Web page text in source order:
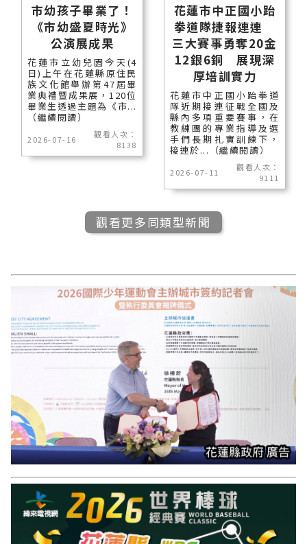
市幼孩子畢業了！
《市幼盛夏時光》
公演展成果
花蓮市立幼兒園今天(4
日)上午在花蓮縣原住民
族文化館舉辦第47屆畢
業典禮暨成果展，120位
畢業生透過主題為《市...
（繼續閱讀）
2026-07-16
觀看人次：
8138
花蓮市中正國小跆
拳道隊捷報連連
三大賽事勇奪20金
12銀6銅 展現深
厚培訓實力
花蓮市中正國小跆拳道
隊近期接連征戰全國及
縣內多項重要賽事，在
教練團的專業指導及選
手們長期扎實訓練下，
接連於...（繼續閱讀）
2026-07-11
觀看人次：
9111
觀看更多同類型新聞